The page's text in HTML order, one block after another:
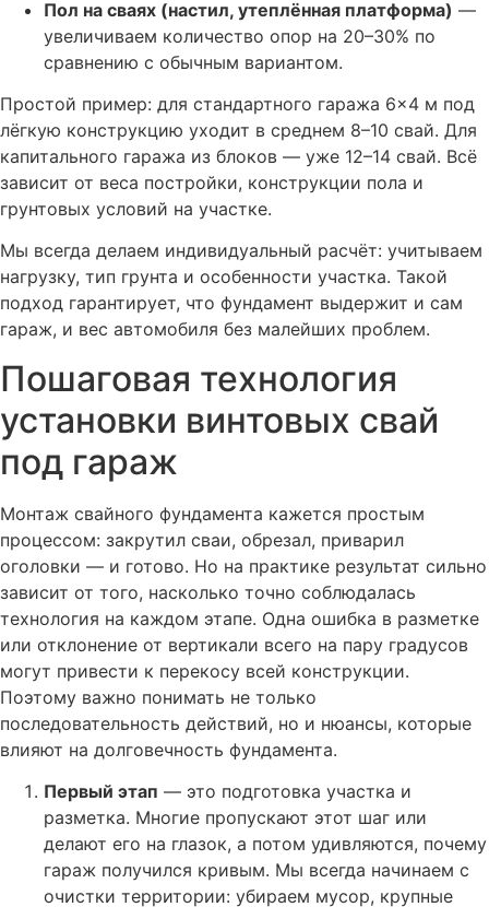
Пол на сваях (настил, утеплённая платформа) —
увеличиваем количество опор на 20–30% по
сравнению с обычным вариантом.
Простой пример: для стандартного гаража 6×4 м под
лёгкую конструкцию уходит в среднем 8–10 свай. Для
капитального гаража из блоков — уже 12–14 свай. Всё
зависит от веса постройки, конструкции пола и
грунтовых условий на участке.
Мы всегда делаем индивидуальный расчёт: учитываем
нагрузку, тип грунта и особенности участка. Такой
подход гарантирует, что фундамент выдержит и сам
гараж, и вес автомобиля без малейших проблем.
Пошаговая технология
установки винтовых свай
под гараж
Монтаж свайного фундамента кажется простым
процессом: закрутил сваи, обрезал, приварил
оголовки — и готово. Но на практике результат сильно
зависит от того, насколько точно соблюдалась
технология на каждом этапе. Одна ошибка в разметке
или отклонение от вертикали всего на пару градусов
могут привести к перекосу всей конструкции.
Поэтому важно понимать не только
последовательность действий, но и нюансы, которые
влияют на долговечность фундамента.
Первый этап — это подготовка участка и
разметка. Многие пропускают этот шаг или
делают его на глазок, а потом удивляются, почему
гараж получился кривым. Мы всегда начинаем с
очистки территории: убираем мусор, крупные